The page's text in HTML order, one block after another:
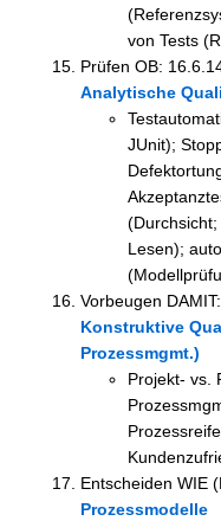
von Tests
Prüfen OB:
Analytische
JUnit);
Lesen);
Vorbeugen
Konstruktive
Prozessmgmt.)
Projekt- vs.
Entscheiden WIE
Prozessmodelle